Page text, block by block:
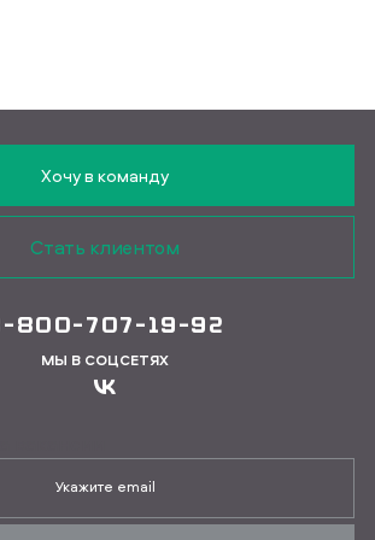
Хочу в команду
Стать клиентом
800-707-19-92
МЫ В СОЦСЕТЯХ